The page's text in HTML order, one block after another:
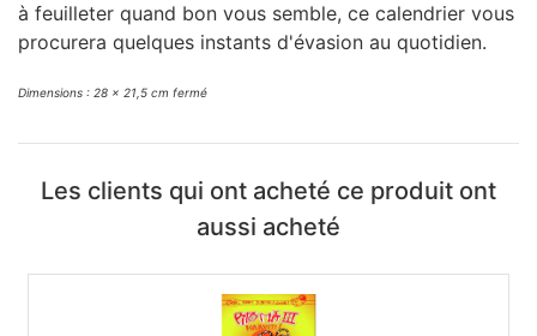
Nouveautés
Informations
Retour et remboursement
à feuilleter quand bon vous semble, ce calendrier vous
procurera quelques instants d'évasion au quotidien.
Dimensions : 28 x 21,5 cm fermé
Les clients qui ont acheté ce produit ont
aussi acheté